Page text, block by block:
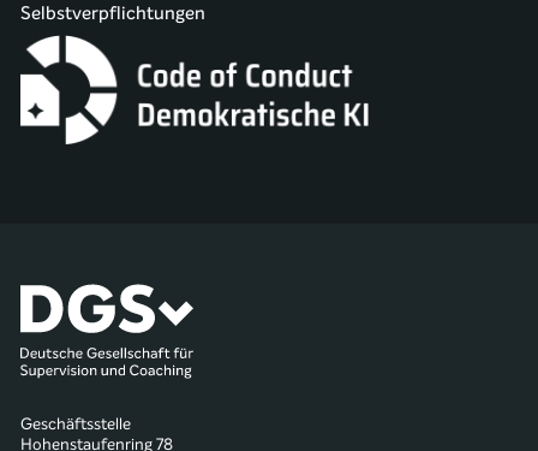
Selbstverpflichtungen
Geschäftsstelle
Hohenstaufenring 78